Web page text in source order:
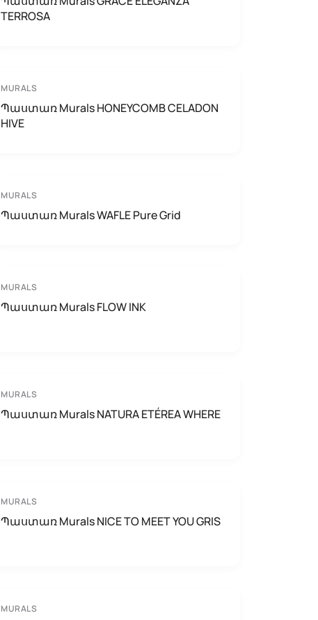
TERROSA
MURALS
Պաստառ Murals HONEYCOMB CELADON
HIVE
MURALS
Պաստառ Murals WAFLE Pure Grid
MURALS
Պաստառ Murals FLOW INK
MURALS
Պաստառ Murals NATURA ETÉREA WHERE
MURALS
Պաստառ Murals NICE TO MEET YOU GRIS
MURALS